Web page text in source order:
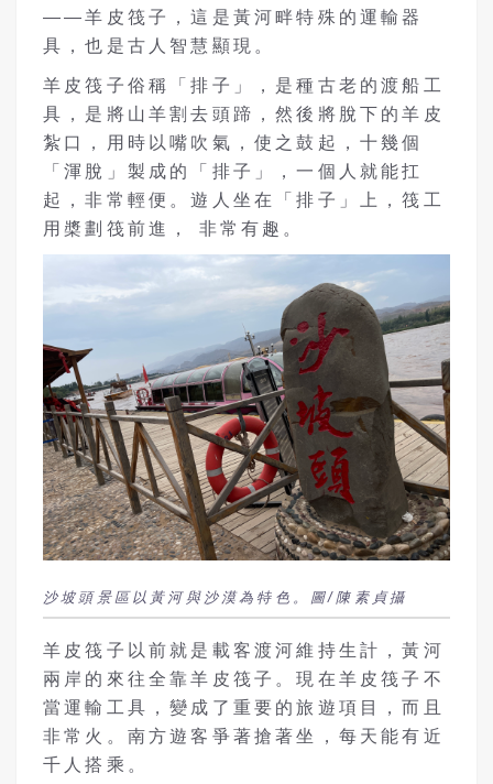
——羊皮筏子，這是黃河畔特殊的運輸器
具，也是古人智慧顯現。
羊皮筏子俗稱「排子」，是種古老的渡船工
具，是將山羊割去頭蹄，然後將脫下的羊皮
紮口，用時以嘴吹氣，使之鼓起，十幾個
「渾脫」製成的「排子」，一個人就能扛
起，非常輕便。遊人坐在「排子」上，筏工
用槳劃筏前進， 非常有趣。
沙坡頭景區以黃河與沙漠為特色。圖/陳素貞攝
羊皮筏子以前就是載客渡河維持生計，黃河
兩岸的來往全靠羊皮筏子。現在羊皮筏子不
當運輸工具，變成了重要的旅遊項目，而且
非常火。南方遊客爭著搶著坐，每天能有近
千人搭乘。